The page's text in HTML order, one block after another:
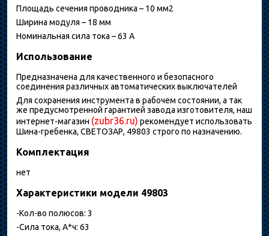
Площадь сечения проводника – 10 мм2
Ширина модуля – 18 мм
Номинальная сила тока – 63 А
Использование
Предназначена для качественного и безопасного
соединения различных автоматических выключателей
Для сохранения инструмента в рабочем состоянии, а так
же предусмотренной гарантией завода изготовителя, наш
интернет-магазин (zubr36.ru) рекомендует использовать
Шина-гребенка, СВЕТОЗАР, 49803 строго по назначению.
Комплектация
нет
Характеристики модели 49803
-Кол-во полюсов: 3
-Сила тока, А*ч: 63